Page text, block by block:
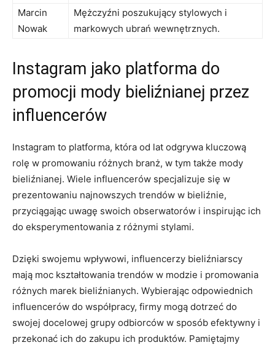
Marcin
Nowak
Mężczyźni⁣ poszukujący stylowych i
markowych ubrań ​wewnętrznych.
Instagram jako platforma ‍do
‍promocji​ mody bieliźnianej‍ przez
influencerów
Instagram​ to platforma, która‌ od lat odgrywa​ kluczową
rolę w promowaniu‍ różnych branż, w ⁢tym ‌także⁣ mody
bieliźnianej. Wiele influencerów specjalizuje się w⁤
prezentowaniu najnowszych trendów w‍ bieliźnie,
przyciągając uwagę swoich obserwatorów​ i inspirując ich
⁢do eksperymentowania⁢ z różnymi stylami.
Dzięki swojemu wpływowi,‌ influencerzy ⁤bieliźniarscy⁣
mają⁤ moc kształtowania trendów w modzie i⁤ promowania
różnych marek bieliźnianych. ⁢Wybierając odpowiednich
⁢influencerów do współpracy, firmy mogą⁢ dotrzeć do
swojej docelowej grupy odbiorców w sposób efektywny i‌
przekonać ich do ‍zakupu ich produktów. Pamiętajmy